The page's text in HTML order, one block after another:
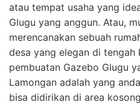
atau tempat usaha yang
Glugu yang anggun. Atau,
merencanakan sebuah
desa yang elegan di tengah
pembuatan Gazebo Glugu
Lamongan adalah yang
bisa didirikan di area